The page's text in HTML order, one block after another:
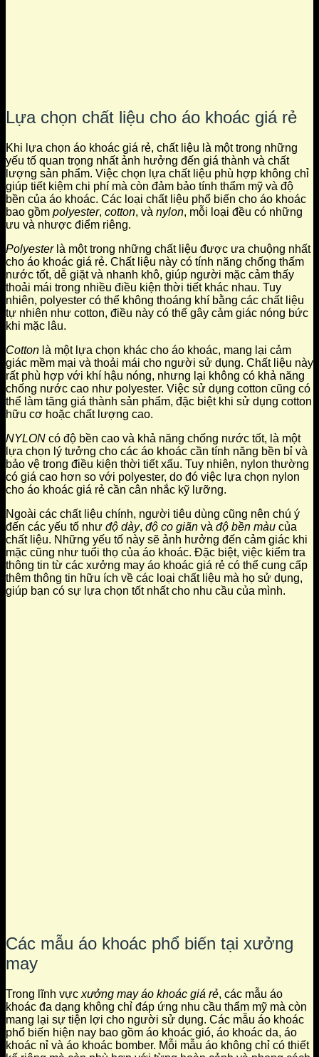
Lựa chọn chất liệu cho áo khoác giá rẻ
Khi lựa chọn áo khoác giá rẻ, chất liệu là một trong những
yếu tố quan trọng nhất ảnh hưởng đến giá thành và chất
lượng sản phẩm. Việc chọn lựa chất liệu phù hợp không chỉ
giúp tiết kiệm chi phí mà còn đảm bảo tính thẩm mỹ và độ
bền của áo khoác. Các loại chất liệu phổ biến cho áo khoác
bao gồm polyester, cotton, và nylon, mỗi loại đều có những
ưu và nhược điểm riêng.
Polyesterlà một trong những chất liệu được ưa chuộng nhất
cho áo khoác giá rẻ. Chất liệu này có tính năng chống thấm
nước tốt, dễ giặt và nhanh khô, giúp người mặc cảm thấy
thoải mái trong nhiều điều kiện thời tiết khác nhau. Tuy
nhiên, polyester có thể không thoáng khí bằng các chất liệu
tự nhiên như cotton, điều này có thể gây cảm giác nóng bức
khi mặc lâu.
Cotton là một lựa chọn khác cho áo khoác, mang lại cảm
giác mềm mại và thoải mái cho người sử dụng. Chất liệu này
rất phù hợp với khí hậu nóng, nhưng lại không có khả năng
chống nước cao như polyester. Việc sử dụng cotton cũng có
thể làm tăng giá thành sản phẩm, đặc biệt khi sử dụng cotton
hữu cơ hoặc chất lượng cao.
NYLON có độ bền cao và khả năng chống nước tốt, là một
lựa chọn lý tưởng cho các áo khoác cần tính năng bền bỉ và
bảo vệ trong điều kiện thời tiết xấu. Tuy nhiên, nylon thường
có giá cao hơn so với polyester, do đó việc lựa chọn nylon
cho áo khoác giá rẻ cần cân nhắc kỹ lưỡng.
Ngoài các chất liệu chính, người tiêu dùng cũng nên chú ý
đến các yếu tố như độ dày, độ co giãn và độ bền màu của
chất liệu. Những yếu tố này sẽ ảnh hưởng đến cảm giác khi
mặc cũng như tuổi thọ của áo khoác. Đặc biệt, việc kiểm tra
thông tin từ các xưởng may áo khoác giá rẻ có thể cung cấp
thêm thông tin hữu ích về các loại chất liệu mà họ sử dụng,
giúp bạn có sự lựa chọn tốt nhất cho nhu cầu của mình.
Các mẫu áo khoác phổ biến tại xưởng
may
Trong lĩnh vực xưởng may áo khoác giá rẻ, các mẫu áo
khoác đa dạng không chỉ đáp ứng nhu cầu thẩm mỹ mà còn
mang lại sự tiện lợi cho người sử dụng. Các mẫu áo khoác
phổ biến hiện nay bao gồm áo khoác gió, áo khoác da, áo
khoác nỉ và áo khoác bomber. Mỗi mẫu áo không chỉ có thiết